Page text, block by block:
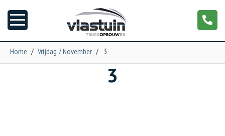
Home / Vrijdag 7 November / 3
3